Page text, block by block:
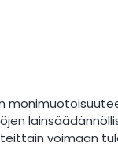
voimaan